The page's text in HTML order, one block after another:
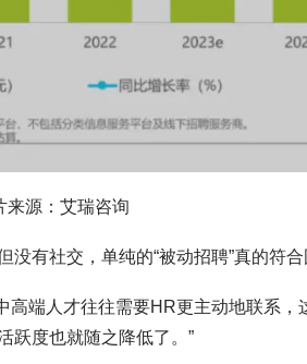
来源：艾瑞咨询
有社交，单纯的“被动招聘”真的符
端人才往往需要HR更主动地联系，
跃度也就随之降低了。”